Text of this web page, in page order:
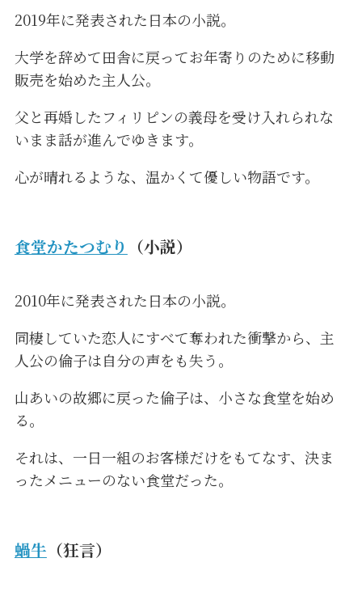
2019年に発表された日本の小説。
大学を辞めて田舎に戻ってお年寄りのために移動
販売を始めた主人公。
父と再婚したフィリピンの義母を受け入れられな
いまま話が進んでゆきます。
心が晴れるような、温かくて優しい物語です。
食堂かたつむり （小説）
2010年に発表された日本の小説。
同棲していた恋人にすべて奪われた衝撃から、主
人公の倫子は自分の声をも失う。
山あいの故郷に戻った倫子は、小さな食堂を始め
る。
それは、一日一組のお客様だけをもてなす、決ま
ったメニューのない食堂だった。
蝸牛 （狂言）